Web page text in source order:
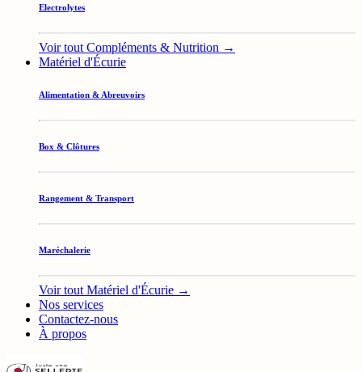
Electrolytes
Voir tout Compléments & Nutrition →
Matériel d'Écurie
Alimentation & Abreuvoirs
Box & Clôtures
Rangement & Transport
Maréchalerie
Voir tout Matériel d'Écurie →
Nos services
Contactez-nous
À propos